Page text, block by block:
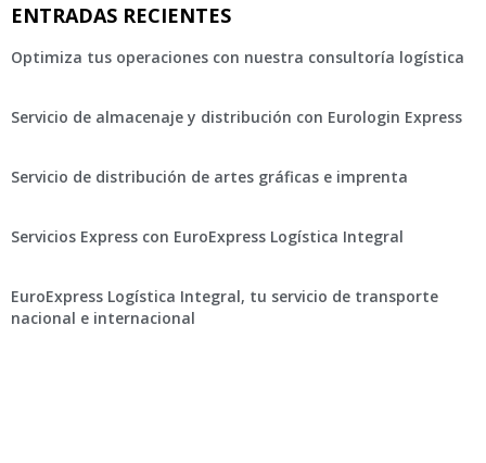
ENTRADAS RECIENTES
Optimiza tus operaciones con nuestra consultoría logística
Servicio de almacenaje y distribución con Eurologin Express
Servicio de distribución de artes gráficas e imprenta
Servicios Express con EuroExpress Logística Integral
EuroExpress Logística Integral, tu servicio de transporte
nacional e internacional